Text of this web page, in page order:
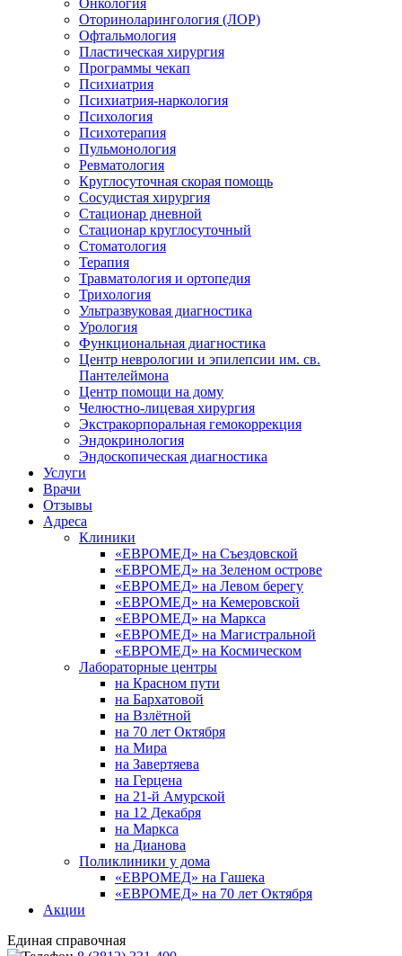
Онкология
Оториноларингология (ЛОР)
Офтальмология
Пластическая хирургия
Программы чекап
Психиатрия
Психиатрия-наркология
Психология
Психотерапия
Пульмонология
Ревматология
Круглосуточная скорая помощь
Сосудистая хирургия
Стационар дневной
Стационар круглосуточный
Стоматология
Терапия
Травматология и ортопедия
Трихология
Ультразвуковая диагностика
Урология
Функциональная диагностика
Центр неврологии и эпилепсии им. св.
Пантелеймона
Центр помощи на дому
Челюстно-лицевая хирургия
Экстракорпоральная гемокоррекция
Эндокринология
Эндоскопическая диагностика
Услуги
Врачи
Отзывы
Адреса
Клиники
«ЕВРОМЕД» на Съездовской
«ЕВРОМЕД» на Зеленом острове
«ЕВРОМЕД» на Левом берегу
«ЕВРОМЕД» на Кемеровской
«ЕВРОМЕД» на Маркса
«ЕВРОМЕД» на Магистральной
«ЕВРОМЕД» на Космическом
Лабораторные центры
на Красном пути
на Бархатовой
на Взлётной
на 70 лет Октября
на Мира
на Завертяева
на Герцена
на 21-й Амурской
на 12 Декабря
на Маркса
на Дианова
Поликлиники у дома
«ЕВРОМЕД» на Гашека
«ЕВРОМЕД» на 70 лет Октября
Акции
Единая справочная